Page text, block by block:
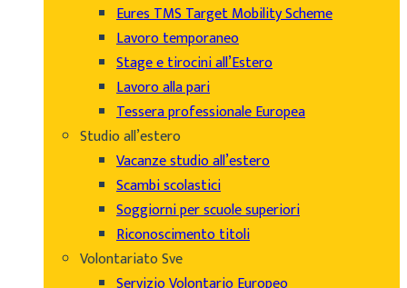
Eures TMS Target Mobility Scheme
Lavoro temporaneo
Stage e tirocini all’Estero
Lavoro alla pari
Tessera professionale Europea
Studio all’estero
Vacanze studio all’estero
Scambi scolastici
Soggiorni per scuole superiori
Riconoscimento titoli
Volontariato Sve